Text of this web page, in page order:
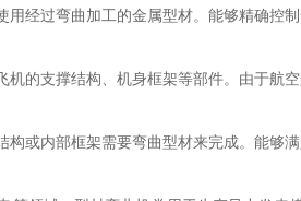
过弯曲加工的金属型材。能够精确控制
支撑结构、机身框架等部件。由于航
内部框架需要弯曲型材来完成。能够